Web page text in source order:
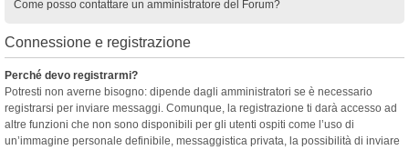
Come posso contattare un amministratore del Forum?
Connessione e registrazione
Perché devo registrarmi?
Potresti non averne bisogno: dipende dagli amministratori se è necessario
registrarsi per inviare messaggi. Comunque, la registrazione ti darà accesso ad
altre funzioni che non sono disponibili per gli utenti ospiti come l’uso di
un’immagine personale definibile, messaggistica privata, la possibilità di inviare